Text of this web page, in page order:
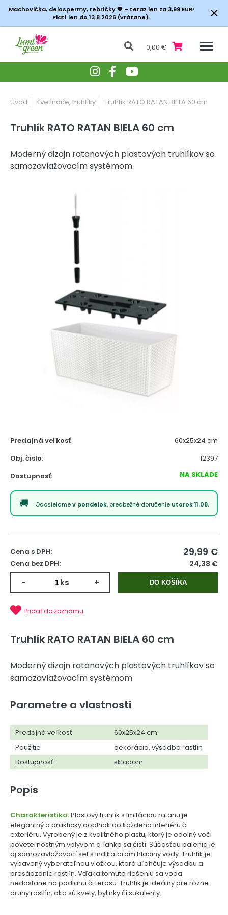
Machovička, delospermy, rebríčky💚 – teraz len za 3,99 EUR!
Platí len do 13.8.2026 (vrátane).
×
0,00 €
Úvod Kvetináče, truhlíky Truhlík RATO RATAN BIELA 60 cm
Truhlík RATO RATAN BIELA 60 cm
Moderný dizajn ratanových plastových truhlíkov so
samozavlažovacím systémom.
Predajná veľkosť
60x25x24 cm
Obj. čislo:
12397
Dostupnosť:
NA SKLADE
Odosielamev pondelok, predbežné doručenie utorok 11.08.
Cena s DPH: 29,99 €
Cena bez DPH: 24,38 €
- ks + DO KOŠÍKA
Pridať do zoznamu
Truhlík RATO RATAN BIELA 60 cm
Moderný dizajn ratanových plastových truhlíkov so
samozavlažovacím systémom.
Parametre a vlastnosti
Predajná veľkosť
60x25x24 cm
Použitie
dekorácia, výsadba rastlín
Dostupnosť
skladom
Popis
Charakteristika:Plastový truhlík s imitáciou ratanu je
elegantný a praktický doplnok do každého interiéru či
exteriéru. Vyrobený je z kvalitného plastu, ktorý je odolný voči
poveternostným vplyvom a ľahko sa čistí. Súčasťou balenia je
aj samozavlažovací set s indikátorom hladiny vody. Truhlík je
vybavený vyberateľnou vložkou, ktorá uľahčuje výsadbu a
presádzanie rastlín. Vďaka tomuto riešeniu sa voda
nedostane na podlahu či terasu. Truhlík je ideálny pre rôzne
druhy rastlín, ako sú kvety, bylinky či sukulenty.